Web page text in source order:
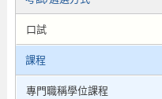
口試
課程
專門職稱學位課程